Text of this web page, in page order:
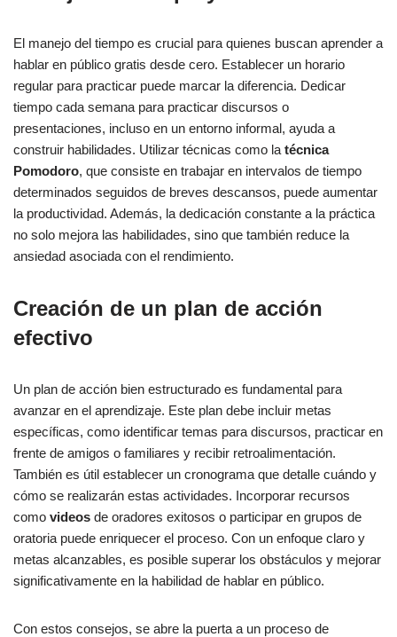
El manejo del tiempo es crucial para quienes buscan aprender a
hablar en público gratis desde cero. Establecer un horario
regular para practicar puede marcar la diferencia. Dedicar
tiempo cada semana para practicar discursos o
presentaciones, incluso en un entorno informal, ayuda a
construir habilidades. Utilizar técnicas como la técnica
Pomodoro, que consiste en trabajar en intervalos de tiempo
determinados seguidos de breves descansos, puede aumentar
la productividad. Además, la dedicación constante a la práctica
no solo mejora las habilidades, sino que también reduce la
ansiedad asociada con el rendimiento.
Creación de un plan de acción
efectivo
Un plan de acción bien estructurado es fundamental para
avanzar en el aprendizaje. Este plan debe incluir metas
específicas, como identificar temas para discursos, practicar en
frente de amigos o familiares y recibir retroalimentación.
También es útil establecer un cronograma que detalle cuándo y
cómo se realizarán estas actividades. Incorporar recursos
como videos de oradores exitosos o participar en grupos de
oratoria puede enriquecer el proceso. Con un enfoque claro y
metas alcanzables, es posible superar los obstáculos y mejorar
significativamente en la habilidad de hablar en público.
Con estos consejos, se abre la puerta a un proceso de